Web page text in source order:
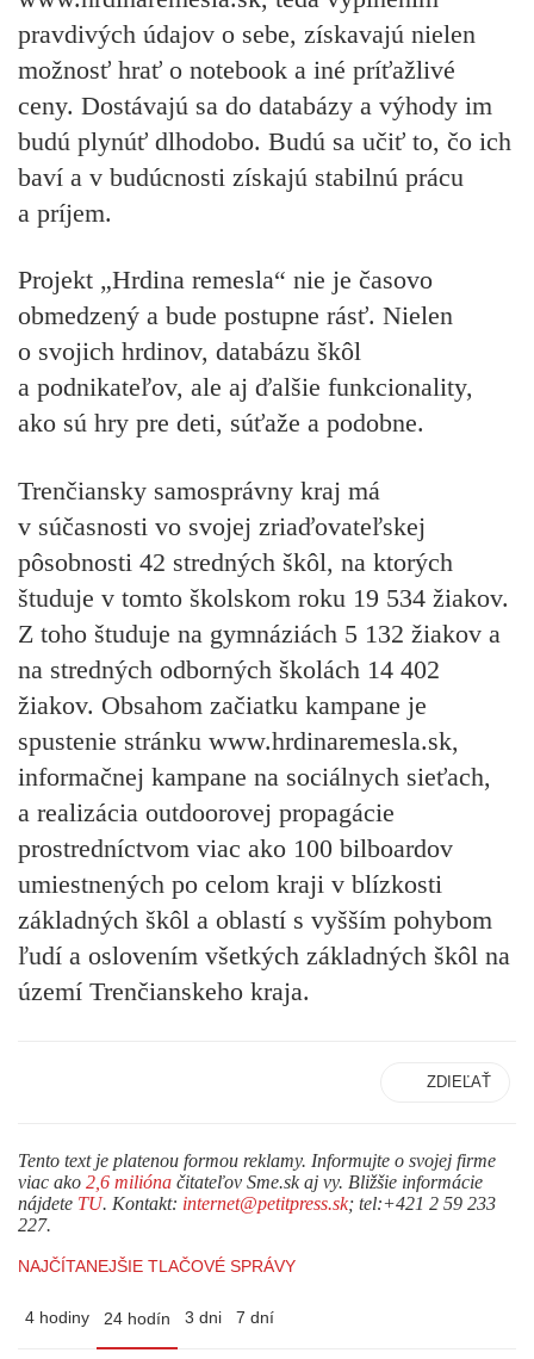
pravdivých údajov o sebe, získavajú nielen
možnosť hrať o notebook a iné príťažlivé
ceny. Dostávajú sa do databázy a výhody im
budú plynúť dlhodobo. Budú sa učiť to, čo ich
baví a v budúcnosti získajú stabilnú prácu
a príjem.
Projekt „Hrdina remesla“ nie je časovo
obmedzený a bude postupne rásť. Nielen
o svojich hrdinov, databázu škôl
a podnikateľov, ale aj ďalšie funkcionality,
ako sú hry pre deti, súťaže a podobne.
Trenčiansky samosprávny kraj má
v súčasnosti vo svojej zriaďovateľskej
pôsobnosti 42 stredných škôl, na ktorých
študuje v tomto školskom roku 19 534 žiakov.
Z toho študuje na gymnáziách 5 132 žiakov a
na stredných odborných školách 14 402
žiakov. Obsahom začiatku kampane je
spustenie stránku www.hrdinaremesla.sk,
informačnej kampane na sociálnych sieťach,
a realizácia outdoorovej propagácie
prostredníctvom viac ako 100 bilboardov
umiestnených po celom kraji v blízkosti
základných škôl a oblastí s vyšším pohybom
ľudí a oslovením všetkých základných škôl na
území Trenčianskeho kraja.
ZDIEĽAŤ
Tento text je platenou formou reklamy. Informujte o svojej firme
viac ako 2,6 milióna čitateľov Sme.sk aj vy. Bližšie informácie
nájdete TU. Kontakt: internet@petitpress.sk; tel:+421 2 59 233
227.
NAJČÍTANEJŠIE TLAČOVÉ SPRÁVY
4 hodiny 24 hodín 3 dni 7 dní